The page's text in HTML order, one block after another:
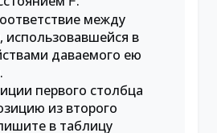
между
в
даваемого ею
первого столбца
из второго
в таблицу